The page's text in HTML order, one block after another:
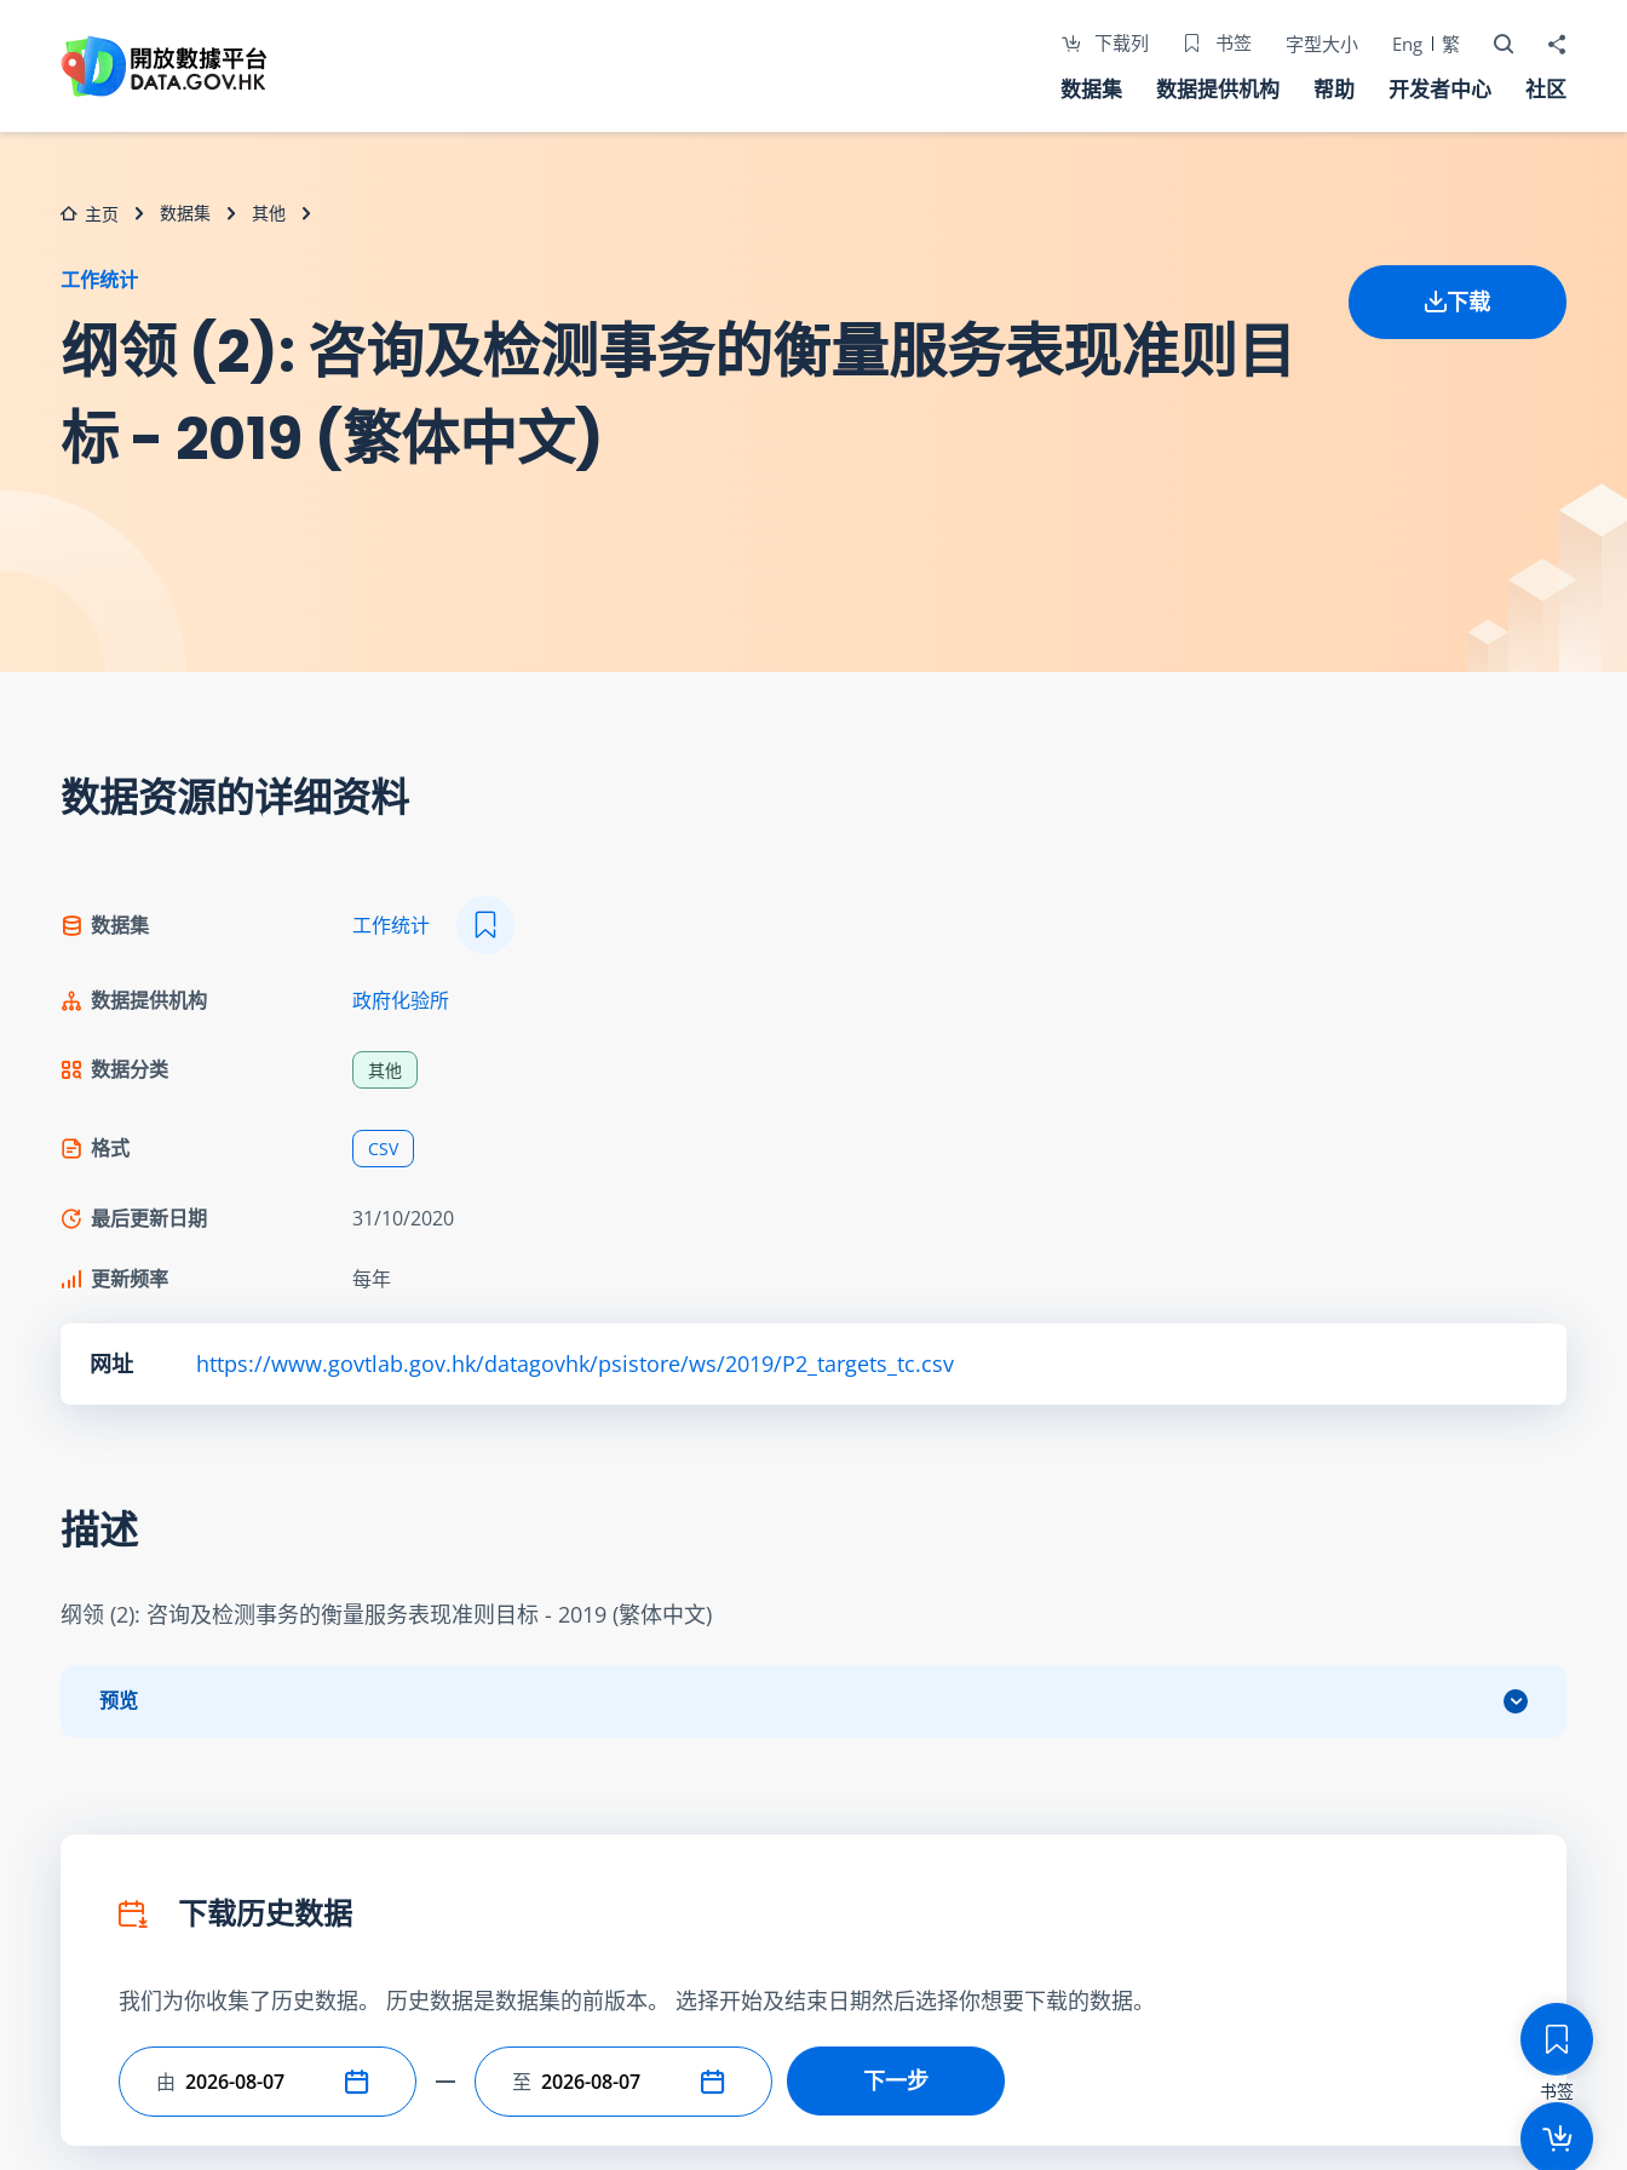
下载列 书签 字型大小 Eng 繁 打开搜寻器
分享至
数据集 数据提供机构 帮助 开发者中心 社区
主页 数据集 其他
工作统计
纲领 (2): 咨询及检测事务的衡量服务表现准则目
标 - 2019 (繁体中文)
下载
数据资源的详细资料
数据集 工作统计
数据提供机构 政府化验所
数据分类 其他
格式 CSV
最后更新日期 31/10/2020
更新频率 每年
网址 https://www.govtlab.gov.hk/datagovhk/psistore/ws/2019/P2_targets_tc.csv
描述
纲领 (2): 咨询及检测事务的衡量服务表现准则目标 - 2019 (繁体中文)
预览
下载历史数据
我们为你收集了历史数据。 历史数据是数据集的前版本。 选择开始及结束日期然后选择你想要下载的数据。
选择开始日期
由 选择结束日期
至 下一步 书签